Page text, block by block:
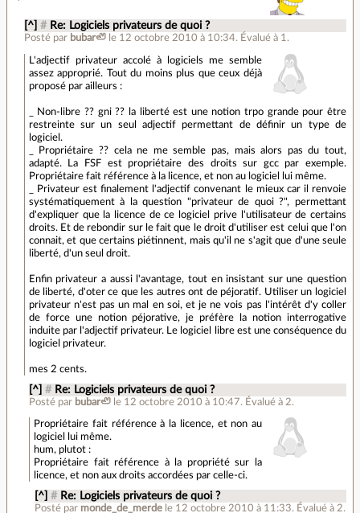
[^] # Re: Logiciels privateurs de quoi ?
Posté par bubar🦥 le 12 octobre 2010 à 10:34. Évalué à 1 .
L'adjectif privateur accolé à logiciels me semble
assez approprié. Tout du moins plus que ceux déjà
proposé par ailleurs :
_ Non-libre ?? gni ?? la liberté est une notion trpo grande pour être
restreinte sur un seul adjectif permettant de définir un type de
logiciel.
_ Propriétaire ?? cela ne me semble pas, mais alors pas du tout,
adapté. La FSF est propriétaire des droits sur gcc par exemple.
Propriétaire fait référence à la licence, et non au logiciel lui même.
_ Privateur est finalement l'adjectif convenant le mieux car il renvoie
systématiquement à la question "privateur de quoi ?", permettant
d'expliquer que la licence de ce logiciel prive l'utilisateur de certains
droits. Et de rebondir sur le fait que le droit d'utiliser est celui que l'on
connait, et que certains piétinnent, mais qu'il ne s'agit que d'une seule
liberté, d'un seul droit.
Enfin privateur a aussi l'avantage, tout en insistant sur une question
de liberté, d'oter ce que les autres ont de péjoratif. Utiliser un logiciel
privateur n'est pas un mal en soi, et je ne vois pas l'intérêt d'y coller
de force une notion péjorative, je préfère la notion interrogative
induite par l'adjectif privateur. Le logiciel libre est une conséquence du
logiciel privateur.
mes 2 cents.
[^] # Re: Logiciels privateurs de quoi ?
Posté par bubar🦥 le 12 octobre 2010 à 10:47. Évalué à 2.
Propriétaire fait référence à la licence, et non au
logiciel lui même.
hum, plutot :
Propriétaire fait référence à la propriété sur la
licence, et non aux droits accordées par celle-ci.
[^] # Re: Logiciels privateurs de quoi ?
Posté par monde_de_merde le 12 octobre 2010 à 11:33.Évalué à 2.